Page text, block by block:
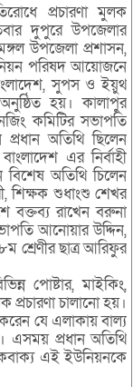
প্রচারণা মুলক
দুপুরে উপজেলার
উপজেলা প্রশাসন,
পরিষদ আয়োজনে
সুপস ও ইয়ুথ
হয়। কালাপুর
কমিটির সভাপতি
অতিথি ছিলেন
এর নির্বাহী
অতিথি চিলেন
শিক্ষক শুধাংশু শেখর
বক্তব্য রাখেন বরুনা
আনোয়ার উদ্দিন,
শ্রেণীর ছাত্র আরিফুর
পোষ্টার, মাইকিং,
প্রচারণা চালানো হয়।
যে এলাকায় বাল্য
এসময় প্রধান অতিথি
এই ইউনিয়নকে